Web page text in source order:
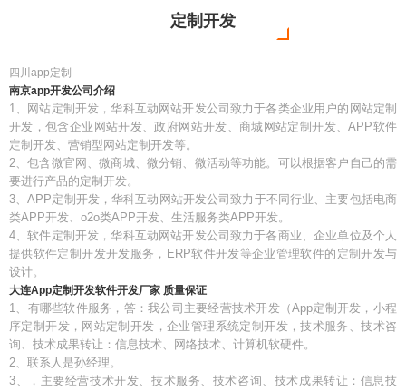
定制开发
四川app定制
南京app开发公司介绍
1、网站定制开发，华科互动网站开发公司致力于各类企业用户的网站定制
开发，包含企业网站开发、政府网站开发、商城网站定制开发、APP软件
定制开发、营销型网站定制开发等。
2、包含微官网、微商城、微分销、微活动等功能。可以根据客户自己的需
要进行产品的定制开发。
3、APP定制开发，华科互动网站开发公司致力于不同行业、主要包括电商
类APP开发、o2o类APP开发、生活服务类APP开发。
4、软件定制开发，华科互动网站开发公司致力于各商业、企业单位及个人
提供软件定制开发开发服务，ERP软件开发等企业管理软件的定制开发与
设计。
大连App定制开发软件开发厂家 质量保证
1、有哪些软件服务，答：我公司主要经营技术开发（App定制开发，小程
序定制开发，网站定制开发，企业管理系统定制开发，技术服务、技术咨
询、技术成果转让：信息技术、网络技术、计算机软硬件。
2、联系人是孙经理。
3、，主要经营技术开发、技术服务、技术咨询、技术成果转让：信息技